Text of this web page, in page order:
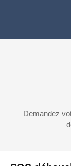
Demandez